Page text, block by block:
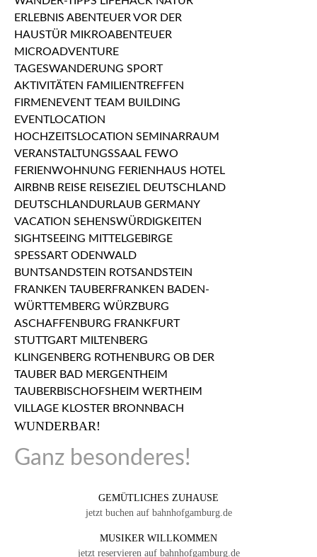
WUNDERBAR!
Ganz besonderes!
GEMÜTLICHES ZUHAUSE
jetzt buchen auf bahnhofgamburg.de
MUSIKER WILLKOMMEN
jetzt reservieren auf bahnhofgamburg.de